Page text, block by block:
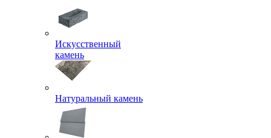
Искусственный
камень
Натуральный камень